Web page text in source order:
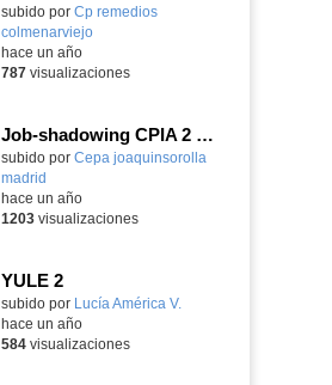
Contenido educativo.
subido por Cp remedios
colmenarviejo-
hace un año
787visualizaciones
Job-shadowing CPIA 2 Florencia
subido por Cepa joaquinsorolla
madrid
hace un año
1203visualizaciones
YULE 2
subido por Lucía América V.
hace un año
584visualizaciones